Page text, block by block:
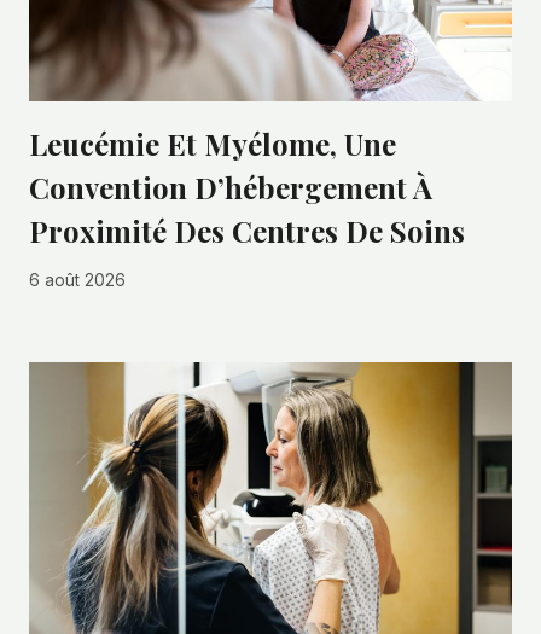
Leucémie Et Myélome, Une
Convention D’hébergement À
Proximité Des Centres De Soins
6 août 2026